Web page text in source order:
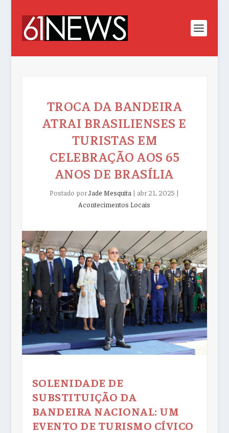
TROCA DA BANDEIRA
ATRAI BRASILIENSES E
TURISTAS EM
CELEBRAÇÃO AOS 65
ANOS DE BRASÍLIA
Postado porJade Mesquita | abr 21, 2025 |
Acontecimentos Locais
SOLENIDADE DE
SUBSTITUIÇÃO DA
BANDEIRA NACIONAL: UM
EVENTO DE TURISMO CÍVICO